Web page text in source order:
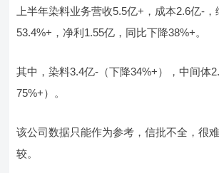
上半年染料业务营收5.5亿+，成本2.6亿-
53.4%+，净利1.55亿，同比下降38%+。
其中，染料3.4亿-（下降34%+），中间体
75%+）。
该公司数据只能作为参考，信批不全，很
较。